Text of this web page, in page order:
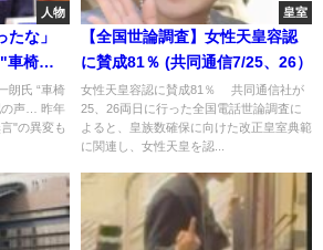
人物
たな」
車椅
昨年夏
無
朗氏 “車椅
の声… 昨年
"の異変も
皇室
【全国世論調査】女性天皇容認
に賛成81％ (共同通信7/25、26）
女性天皇容認に賛成81％ 共同通信社が
25、26両日に行った全国電話世論調査に
よると、皇族数確保に向けた改正皇室典範
に関連し、女性天皇を認...